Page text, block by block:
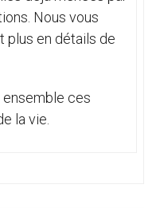
Nous vous
plus en détails de
ces
la vie.